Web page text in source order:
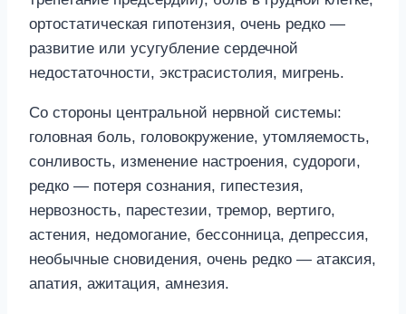
ортостатическая гипотензия, очень редко —
развитие или усугубление сердечной
недостаточности, экстрасистолия, мигрень.
Со стороны центральной нервной системы:
головная боль, головокружение, утомляемость,
сонливость, изменение настроения, судороги,
редко — потеря сознания, гипестезия,
нервозность, парестезии, тремор, вертиго,
астения, недомогание, бессонница, депрессия,
необычные сновидения, очень редко — атаксия,
апатия, ажитация, амнезия.